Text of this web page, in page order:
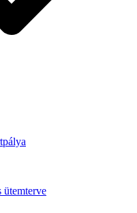
ütemterve